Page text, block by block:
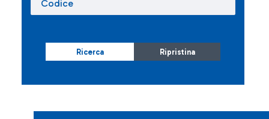
Ricerca Ripristina